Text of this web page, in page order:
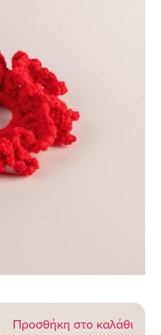
Προσθήκη στο καλάθι